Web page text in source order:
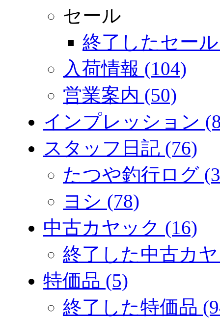
セール
終了したセー
入荷情報 (104)
営業案内 (50)
インプレッション
スタッフ日記 (76)
たつや釣行ログ
ヨシ (78)
中古カヤック (16)
終了した中古カ
特価品 (5)
終了した特価品